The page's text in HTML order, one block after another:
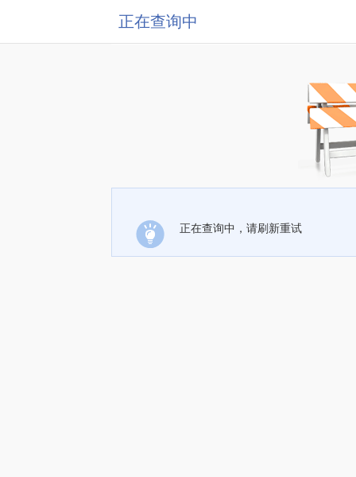
正在查询中
正在查询中，请刷新重试